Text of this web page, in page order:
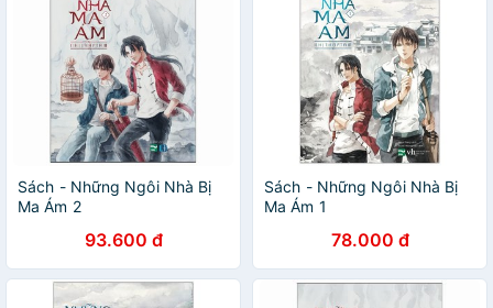
Sách - Những Ngôi Nhà Bị
Ma Ám 2
93.600 đ
Sách - Những Ngôi Nhà Bị
Ma Ám 1
78.000 đ